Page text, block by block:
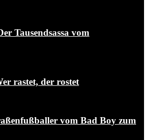
Tausendsassa vom
rastet, der rostet
vom Bad Boy zum